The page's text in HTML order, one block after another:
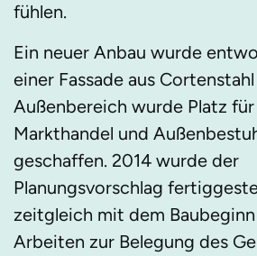
fühlen.
Ein neuer Anbau wurde
einer Fassade aus
Außenbereich wurde Platz
Markthandel und
geschaffen. 2014 wurde der
Planungsvorschlag
zeitgleich mit dem
Arbeiten zur Belegung des